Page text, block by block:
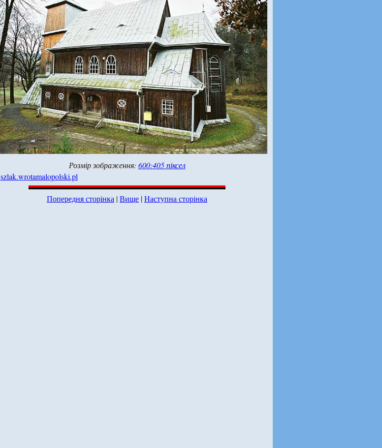
Розмір зображення: 600:405 піксел
szlak.wrotamalopolski.pl
Попередня сторінка |Вище |Наступна сторінка